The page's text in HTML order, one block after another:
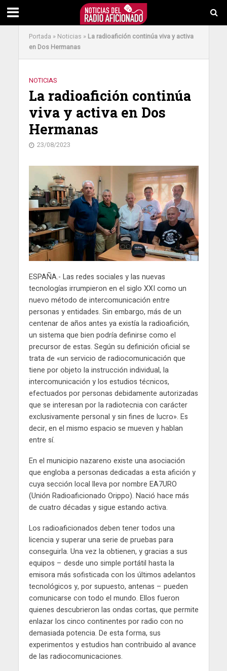
Portada » Noticias » La radioafición continúa viva y activa
en Dos Hermanas
NOTICIAS
La radioafición continúa
viva y activa en Dos
Hermanas
23/08/2023
ESPAÑA.- Las redes sociales y las nuevas
tecnologías irrumpieron en el siglo XXI como un
nuevo método de intercomunicación entre
personas y entidades. Sin embargo, más de un
centenar de años antes ya existía la radioafición,
un sistema que bien podría definirse como el
precursor de estas. Según su definición oficial se
trata de «un servicio de radiocomunicación que
tiene por objeto la instrucción individual, la
intercomunicación y los estudios técnicos,
efectuados por personas debidamente autorizadas
que se interesan por la radiotecnia con carácter
exclusivamente personal y sin fines de lucro». Es
decir, en el mismo espacio se mueven y hablan
entre sí.
En el municipio nazareno existe una asociación
que engloba a personas dedicadas a esta afición y
cuya sección local lleva por nombre EA7URO
(Unión Radioaficionado Orippo). Nació hace más
de cuatro décadas y sigue estando activa.
Los radioaficionados deben tener todos una
licencia y superar una serie de pruebas para
conseguirla. Una vez la obtienen, y gracias a sus
equipos – desde uno simple portátil hasta la
emisora más sofisticada con los últimos adelantos
tecnológicos y, por supuesto, antenas – pueden
comunicarse con todo el mundo. Ellos fueron
quienes descubrieron las ondas cortas, que permite
enlazar los cinco continentes por radio con no
demasiada potencia. De esta forma, sus
experimentos y estudios han contribuido al avance
de las radiocomunicaciones.